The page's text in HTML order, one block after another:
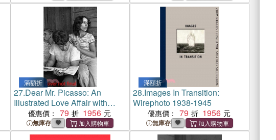
滿額折
27.Dear Mr. Picasso: An
Illustrated Love Affair with
freedom
優惠價： 79 1956
無庫存
滿額折
28.Images In Transition:
Wirephoto 1938-1945
優惠價： 79 1956
無庫存